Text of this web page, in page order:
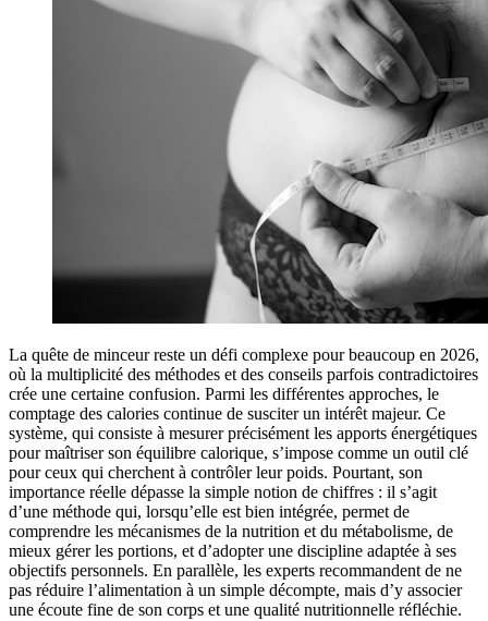
La quête de minceur reste un défi complexe pour beaucoup en 2026,
où la multiplicité des méthodes et des conseils parfois contradictoires
crée une certaine confusion. Parmi les différentes approches, le
comptage des calories continue de susciter un intérêt majeur. Ce
système, qui consiste à mesurer précisément les apports énergétiques
pour maîtriser son équilibre calorique, s’impose comme un outil clé
pour ceux qui cherchent à contrôler leur poids. Pourtant, son
importance réelle dépasse la simple notion de chiffres : il s’agit
d’une méthode qui, lorsqu’elle est bien intégrée, permet de
comprendre les mécanismes de la nutrition et du métabolisme, de
mieux gérer les portions, et d’adopter une discipline adaptée à ses
objectifs personnels. En parallèle, les experts recommandent de ne
pas réduire l’alimentation à un simple décompte, mais d’y associer
une écoute fine de son corps et une qualité nutritionnelle réfléchie.